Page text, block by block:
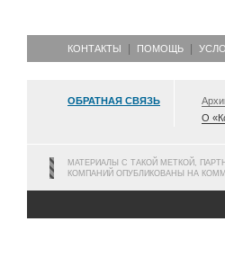
КОНТАКТЫ ПОМОЩЬ
ОБРАТНАЯ СВЯЗЬ
О
МАТЕРИАЛЫ С ТАКОЙ МЕТКОЙ,
КОМПАНИЙ ОПУБЛИКОВАНЫ НА